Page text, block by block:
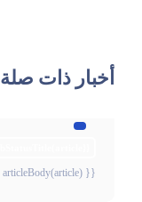
أخبار ذات صلة
{{ articleBody(article) }}